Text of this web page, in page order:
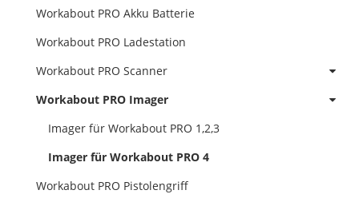
Workabout PRO Akku Batterie
Workabout PRO Ladestation
Workabout PRO Scanner
Workabout PRO Imager
Imager für Workabout PRO 1,2,3
Imager für Workabout PRO 4
Workabout PRO Pistolengriff